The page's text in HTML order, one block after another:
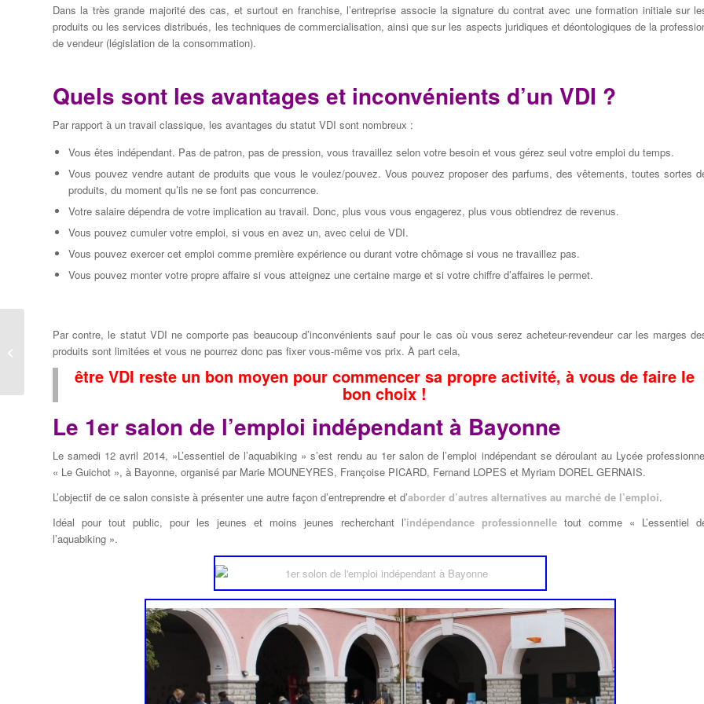
Dans la très grande majorité des cas, et surtout en franchise, l’entreprise associe la signature du contrat avec une formation initiale sur
produits ou les services distribués, les techniques de commercialisation, ainsi que sur les aspects juridiques et déontologiques de la
de vendeur (législation de la consommation).
Quels sont les avantages et inconvénients d’un VDI ?
Par rapport à un travail classique, les avantages du statut VDI sont nombreux :
Vous êtes indépendant. Pas de patron, pas de pression, vous travaillez selon votre besoin et vous gérez seul votre emploi du temps.
Vous pouvez vendre autant de produits que vous le voulez/pouvez. Vous pouvez proposer des parfums, des vêtements, toutes sortes
produits, du moment qu’ils ne se font pas concurrence.
Votre salaire dépendra de votre implication au travail. Donc, plus vous vous engagerez, plus vous obtiendrez de revenus.
Vous pouvez cumuler votre emploi, si vous en avez un, avec celui de VDI.
Vous pouvez exercer cet emploi comme première expérience ou durant votre chômage si vous ne travaillez pas.
Vous pouvez monter votre propre affaire si vous atteignez une certaine marge et si votre chiffre d’affaires le permet.
Par contre, le statut VDI ne comporte pas beaucoup d’inconvénients sauf pour le cas où vous serez acheteur-revendeur car les marges
produits sont limitées et vous ne pourrez donc pas fixer vous-même vos prix. À part cela,
être VDI reste un bon moyen pour commencer sa propre activité, à vous de faire le
bon choix !
Le 1er salon de l’emploi indépendant à Bayonne
Le samedi 12 avril 2014, »L’essentiel de l’aquabiking » s’est rendu au 1er salon de l’emploi indépendant se déroulant au Lycée
« Le Guichot », à Bayonne, organisé par Marie MOUNEYRES, Françoise PICARD, Fernand LOPES et Myriam DOREL GERNAIS.
L’objectif de ce salon consiste à présenter une autre façon d’entreprendre et d’aborder d’autres alternatives au marché de l’emploi.
Idéal pour tout public, pour les jeunes et moins jeunes recherchant l’indépendance professionnelle tout comme « L’essentiel
l’aquabiking ».
L’aquabiking au cœur des entreprises